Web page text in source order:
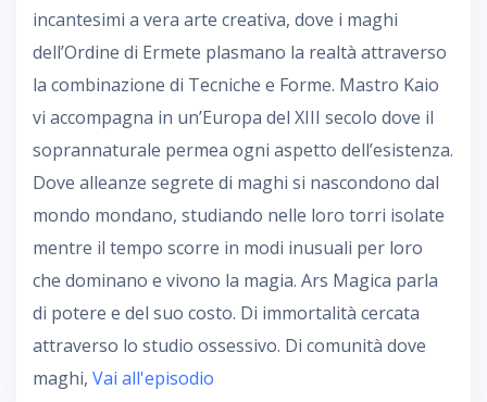
incantesimi a vera arte creativa, dove i maghi
dell’Ordine di Ermete plasmano la realtà attraverso
la combinazione di Tecniche e Forme. Mastro Kaio
vi accompagna in un’Europa del XIII secolo dove il
soprannaturale permea ogni aspetto dell’esistenza.
Dove alleanze segrete di maghi si nascondono dal
mondo mondano, studiando nelle loro torri isolate
mentre il tempo scorre in modi inusuali per loro
che dominano e vivono la magia. Ars Magica parla
di potere e del suo costo. Di immortalità cercata
attraverso lo studio ossessivo. Di comunità dove
maghi, Vai all'episodio